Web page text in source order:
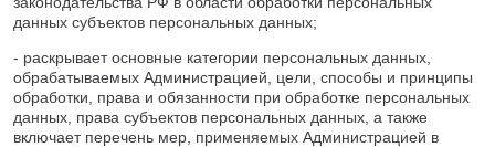
данных субъектов персональных данных;
- раскрывает основные категории персональных данных,
обрабатываемых Администрацией, цели, способы и принципы
обработки, права и обязанности при обработке персональных
данных, права субъектов персональных данных, а также
включает перечень мер, применяемых Администрацией в